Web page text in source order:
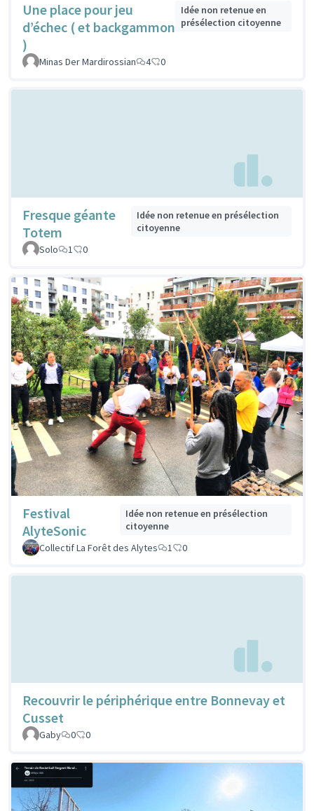
Une place pour jeu
d’échec ( et backgammon
)
Idée non retenue en
présélection citoyenne
Minas Der Mardirossian 4 0
Fresque géante
Totem
Idée non retenue en présélection
citoyenne
Solo
1 0
Festival
AlyteSonic
Idée non retenue en présélection
citoyenne
Collectif La Forêt des Alytes
1 0
Recouvrir le périphérique entre Bonnevay et
Cusset
Gaby 0 0